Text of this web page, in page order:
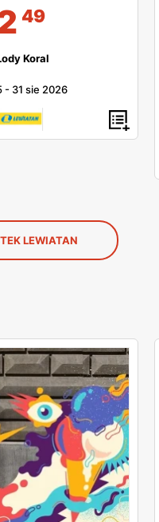
49
Koral
- 31 sie 2026
LEWIATAN